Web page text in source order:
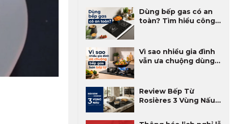
Dùng bếp gas có an
toàn? Tìm hiểu công
Vì sao nhiều gia đình
vẫn ưa chuộng dùng
Review Bếp Từ
Rosières 3 Vùng Nấu